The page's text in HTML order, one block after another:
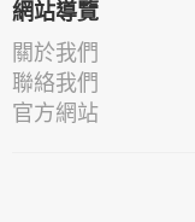
網站導覽
關於我們
聯絡我們
官方網站